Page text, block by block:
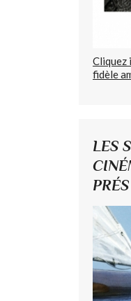
Cliquez
fidèle
LES
PRÉS